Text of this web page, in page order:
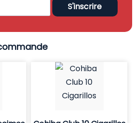
S'inscrire